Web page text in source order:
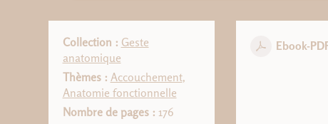
Collection : Geste
anatomique
Thèmes : Accouchement,
Anatomie fonctionnelle
Nombre de pages : 176
Ebook-